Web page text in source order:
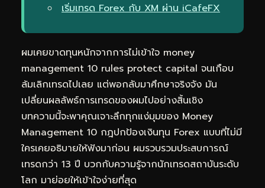
เริ่มเทรด Forex กับ XM ผ่าน iCafeFX
ผมเคยขาดทุนหนักจากการไม่เข้าใจ money
management 10 rules protect capital จนเกือบ
ล้มเลิกเทรดไปเลย แต่พอกลับมาศึกษาจริงจัง มัน
เปลี่ยนผลลัพธ์การเทรดของผมไปอย่างสิ้นเชิง
บทความนี้จะพาคุณเจาะลึกทุกแง่มุมของ Money
Management 10 กฎปกป้องเงินทุน Forex แบบที่ไม่มี
ใครเคยอธิบายให้ฟังมาก่อน ผมรวบรวมประสบการณ์
เทรดกว่า 13 ปี บวกกับความรู้จากนักเทรดสถาบันระดับ
โลก มาย่อยให้เข้าใจง่ายที่สุด